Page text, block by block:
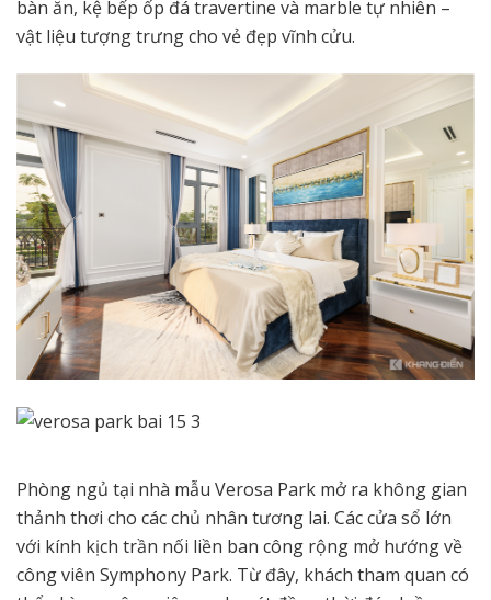
bàn ăn, kệ bếp ốp đá travertine và marble tự nhiên –
vật liệu tượng trưng cho vẻ đẹp vĩnh cửu.
Phòng ngủ tại nhà mẫu Verosa Park mở ra không gian
thảnh thơi cho các chủ nhân tương lai. Các cửa sổ lớn
với kính kịch trần nối liền ban công rộng mở hướng về
công viên Symphony Park. Từ đây, khách tham quan có